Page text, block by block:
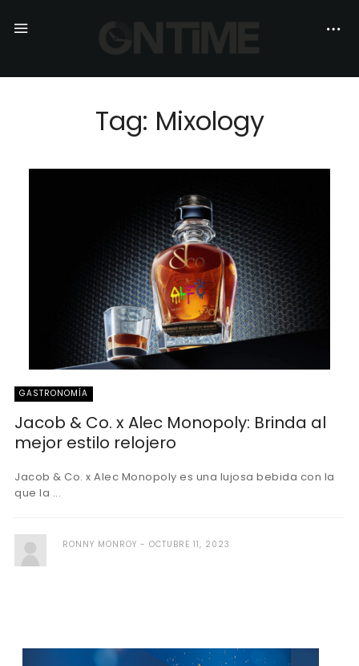
Tag: Mixology
GASTRONOMÍA
Jacob & Co. x Alec Monopoly: Brinda al
mejor estilo relojero
Jacob & Co. x Alec Monopoly es una lujosa bebida con la
que la ...
RONNY MONROY OCTUBRE 11, 2023